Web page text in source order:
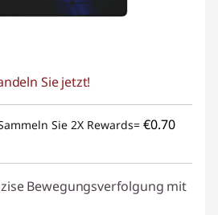
Sie jetzt!
Sie 2X Rewards= €0.70
Bewegungsverfolgung mit